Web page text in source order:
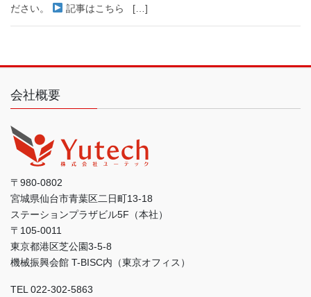
ださい。
記事はこちら […]
会社概要
〒980-0802
宮城県仙台市青葉区二日町13-18
ステーションプラザビル5F（本社）
〒105-0011
東京都港区芝公園3-5-8
機械振興会館 T-BISC内（東京オフィス）
TEL 022-302-5863